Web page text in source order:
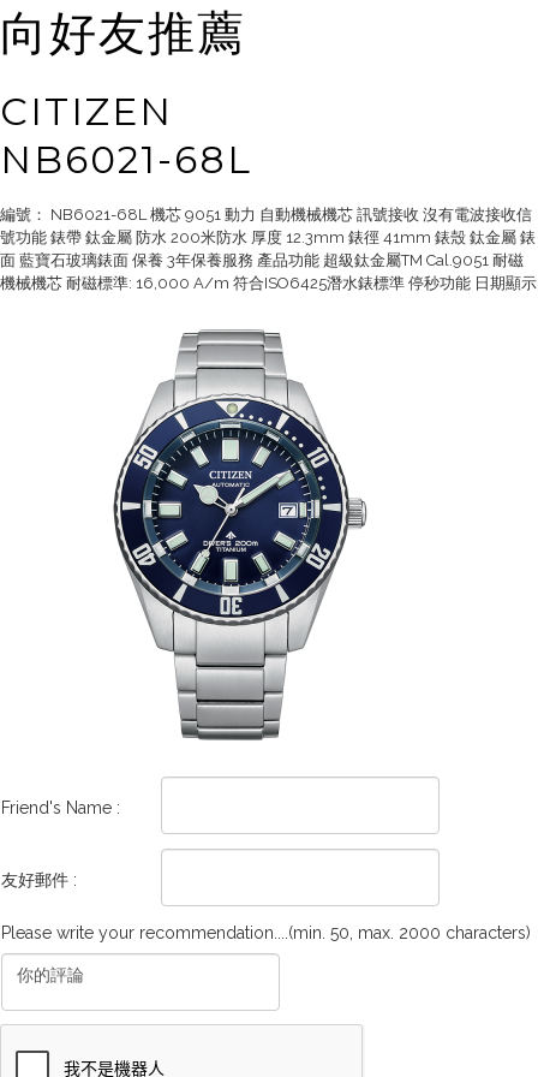
向好友推薦
CITIZEN
NB6021-68L
編號： NB6021-68L 機芯 9051 動力 自動機械機芯 訊號接收 沒有電波接收信
號功能 錶帶 鈦金屬 防水 200米防水 厚度 12.3mm 錶徑 41mm 錶殼 鈦金屬 錶
面 藍寶石玻璃錶面 保養 3年保養服務 產品功能 超級鈦金屬TM Cal.9051 耐磁
機械機芯 耐磁標準: 16,000 A/m 符合ISO6425潛水錶標準 停秒功能 日期顯示
Friend's Name :
友好郵件 :
Please write your recommendation....(min. 50, max. 2000 characters)